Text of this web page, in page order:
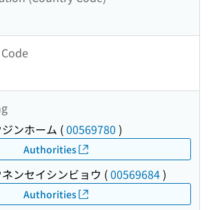
ンホーム (00569780 )
Authorities
ンセイシンビョウ (00569684)
Authorities